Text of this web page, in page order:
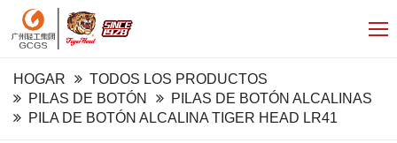
HOGAR
TODOS LOS PRODUCTOS
PILAS DE BOTÓN
PILAS DE BOTÓN ALCALINAS
PILA DE BOTÓN ALCALINA TIGER HEAD LR41